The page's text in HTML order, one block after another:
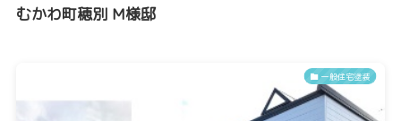
むかわ町穂別 M様邸
一般住宅塗装